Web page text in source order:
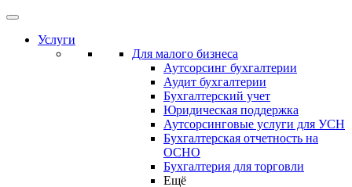
Услуги
Для малого бизнеса
Аутсорсинг бухгалтерии
Аудит бухгалтерии
Бухгалтерский учет
Юридическая поддержка
Аутсорсинговые услуги для УСН
Бухгалтерская отчетность на
ОСНО
Бухгалтерия для торговли
Ещё